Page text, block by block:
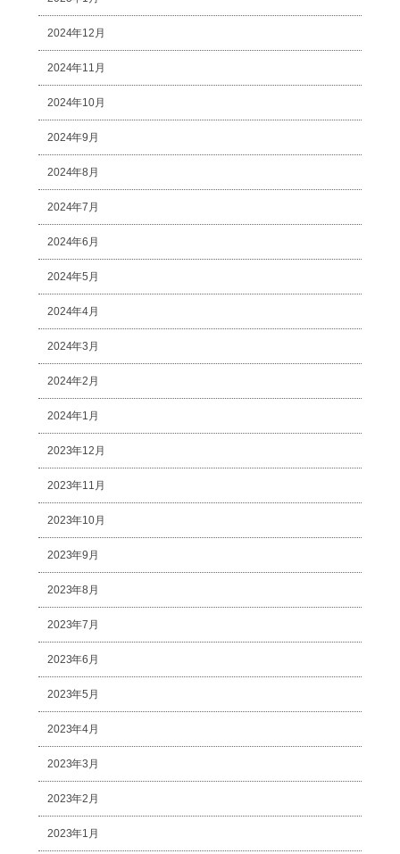
2024年12月
2024年11月
2024年10月
2024年9月
2024年8月
2024年7月
2024年6月
2024年5月
2024年4月
2024年3月
2024年2月
2024年1月
2023年12月
2023年11月
2023年10月
2023年9月
2023年8月
2023年7月
2023年6月
2023年5月
2023年4月
2023年3月
2023年2月
2023年1月